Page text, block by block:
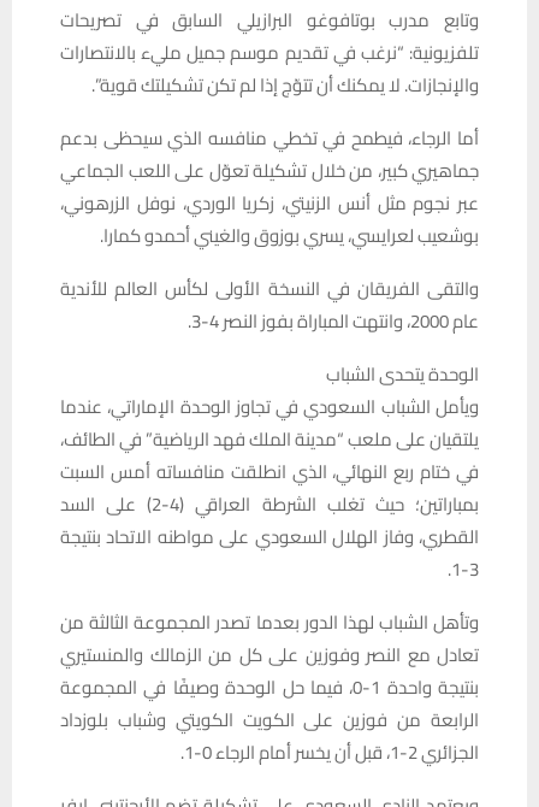
وتابع مدرب بوتافوغو البرازيلي السابق في تصريحات
تلفزيونية: “نرغب في تقديم موسم جميل مليء بالانتصارات
والإنجازات. لا يمكنك أن تتوّج إذا لم تكن تشكيلتك قوية”.
أما الرجاء، فيطمح في تخطي منافسه الذي سيحظى بدعم
جماهيري كبير، من خلال تشكيلة تعوّل على اللعب الجماعي
عبر نجوم مثل أنس الزنيتي، زكريا الوردي، نوفل الزرهوني،
بوشعيب لعرايسي، يسري بوزوق والغيني أحمدو كمارا.
والتقى الفريقان في النسخة الأولى لكأس العالم للأندية
عام 2000، وانتهت المباراة بفوز النصر 4-3.
الوحدة يتحدى الشباب
ويأمل الشباب السعودي في تجاوز الوحدة الإماراتي، عندما
يلتقيان على ملعب “مدينة الملك فهد الرياضية” في الطائف،
في ختام ربع النهائي، الذي انطلقت منافساته أمس السبت
بمباراتين؛ حيث تغلب الشرطة العراقي (4-2) على السد
القطري، وفاز الهلال السعودي على مواطنه الاتحاد بنتيجة
3-1.
وتأهل الشباب لهذا الدور بعدما تصدر المجموعة الثالثة من
تعادل مع النصر وفوزين على كل من الزمالك والمنستيري
بنتيجة واحدة 1-0، فيما حل الوحدة وصيفًا في المجموعة
الرابعة من فوزين على الكويت الكويتي وشباب بلوزداد
الجزائري 2-1، قبل أن يخسر أمام الرجاء 0-1.